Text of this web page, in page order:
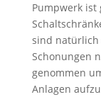
Pumpwerk ist
sind natürlich
Schonungen
genommen
Anlagen